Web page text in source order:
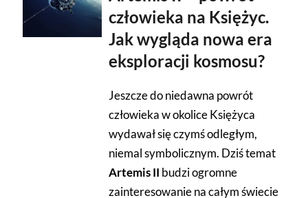
człowieka na Księżyc.
Jak wygląda nowa era
eksploracji kosmosu?
Jeszcze do niedawna powrót
człowieka w okolice Księżyca
wydawał się czymś odległym,
niemal symbolicznym. Dziś temat
Artemis II budzi ogromne
zainteresowanie na całym świecie